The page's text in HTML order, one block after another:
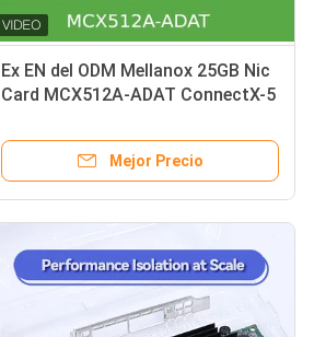
Ex EN del ODM Mellanox 25GB Nic
Card MCX512A-ADAT ConnectX-5
Mejor Precio